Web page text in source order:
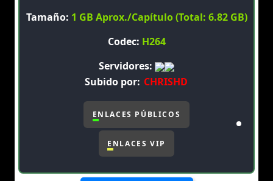
Tamaño: 1 GB Aprox./Capítulo (Total: 6.82 GB)
Codec: H264
Servidores:
Subido por: CHRISHD
ENLACES PÚBLICOS
ENLACES VIP